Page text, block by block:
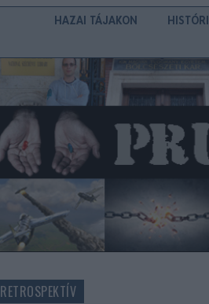
HAZAI TÁJAKON
RETROSPEKTÍV